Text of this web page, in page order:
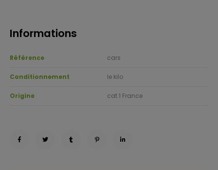
Informations
Référence cars
Conditionnement le kilo
Origine cat 1 France